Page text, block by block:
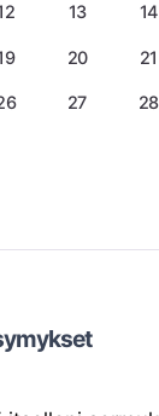
13 14
20 21
27 28